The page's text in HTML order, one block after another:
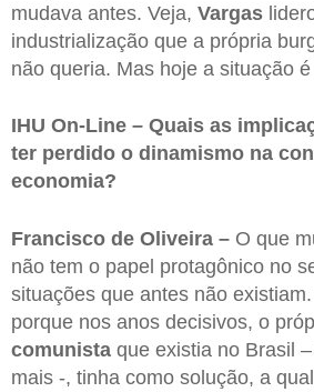
mudava antes. Veja, Vargas
industrialização que a própria
não queria. Mas hoje a situação
IHU On-Line – Quais as
ter perdido o dinamismo na
economia?
Francisco de Oliveira – O que
não tem o papel protagônico no
situações que antes não
porque nos anos decisivos, o
comunista que existia no Brasil
mais -, tinha como solução, a